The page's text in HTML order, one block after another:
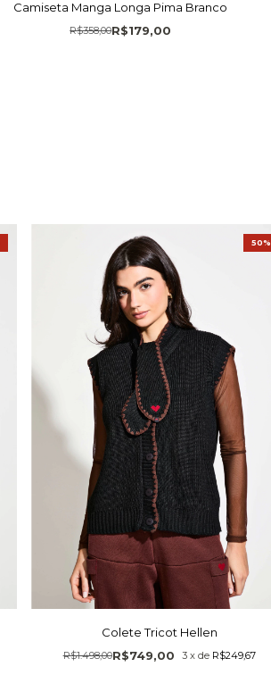
Camiseta Manga Longa Pima Branco
R$179,00
R$358,00
Colete Tricot Hellen
R$749,00
R$1.498,00 3 x de R$249,67
50%